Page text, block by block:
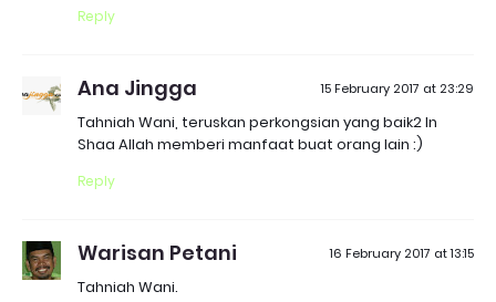
Reply
Ana Jingga 15 February 2017 at 23:29
Tahniah Wani, teruskan perkongsian yang baik2 In
Shaa Allah memberi manfaat buat orang lain :)
Reply
Warisan Petani 16 February 2017 at 13:15
Tahniah Wani.